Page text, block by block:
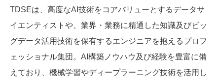
TDSEは、高度なAI技術をコアバリューとするデータサ
イエンティストや、業界・業務に精通した知識及びビッ
グデータ活用技術を保有するエンジニアを抱えるプロフ
ェッショナル集団。AI構築ノウハウ及び経験を豊富に備
えており、機械学習やディープラーニング技術を活用し